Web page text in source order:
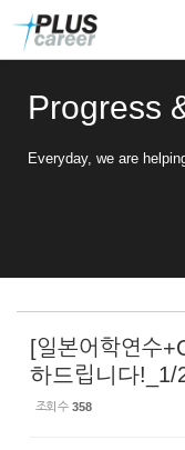
Progress
Everyday, we are
[일본어학연수
하드립니다!_1/
조회 수 358